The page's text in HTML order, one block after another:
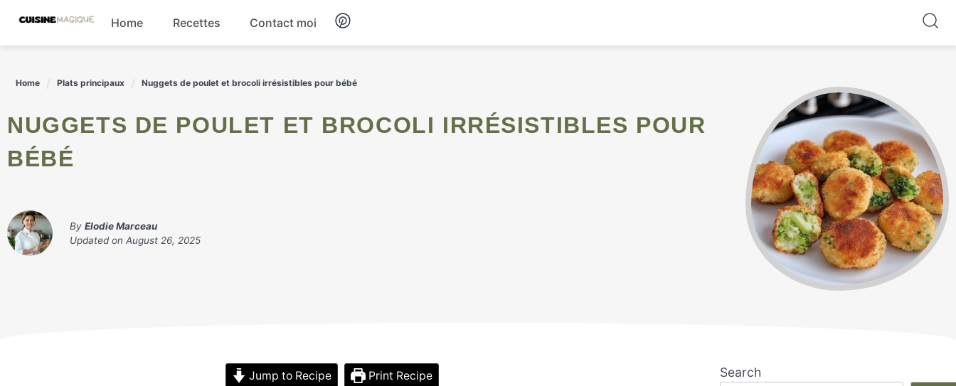
content
Home Recettes Contact moi
Home Plats principaux Nuggets de poulet et brocoli irrésistibles pour bébé
NUGGETS DE POULET ET BROCOLI IRRÉSISTIBLES POUR
BÉBÉ
By Elodie Marceau
Updated on August 26, 2025
Jump to Recipe Print Recipe Search